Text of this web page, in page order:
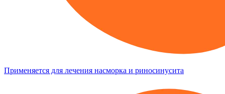
Применяется для лечения насморка и риносинусита